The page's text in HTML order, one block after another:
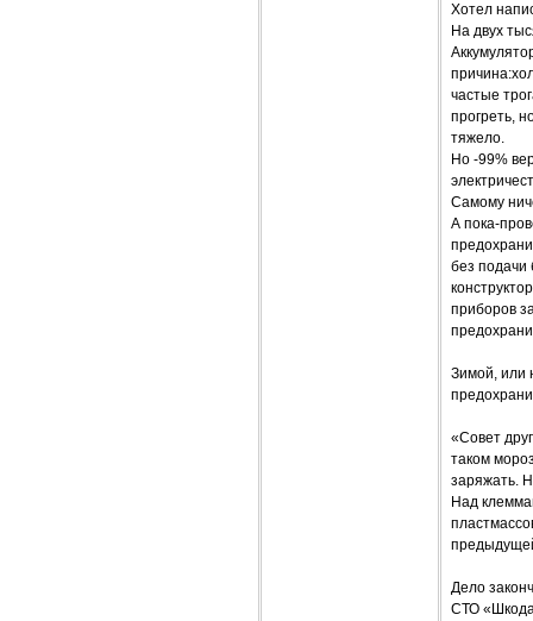
Хотел
На двух
частые
прогреть,
тяжело.
Но -99%
Самому
А пока-
без подачи
приборов
Зимой, или
«Совет
таком
заряжать.
Над
Дело
СТО